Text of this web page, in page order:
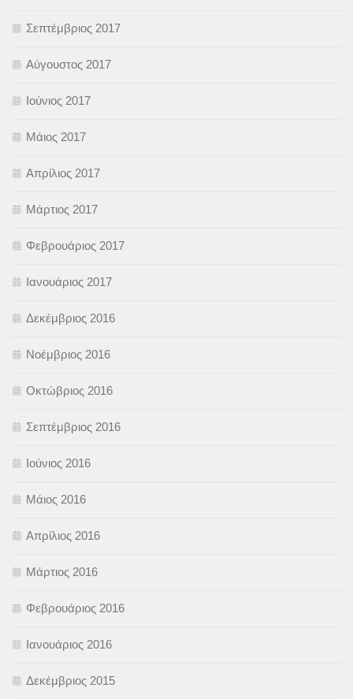
Σεπτέμβριος 2017
Αύγουστος 2017
Ιούνιος 2017
Μάιος 2017
Απρίλιος 2017
Μάρτιος 2017
Φεβρουάριος 2017
Ιανουάριος 2017
Δεκέμβριος 2016
Νοέμβριος 2016
Οκτώβριος 2016
Σεπτέμβριος 2016
Ιούνιος 2016
Μάιος 2016
Απρίλιος 2016
Μάρτιος 2016
Φεβρουάριος 2016
Ιανουάριος 2016
Δεκέμβριος 2015